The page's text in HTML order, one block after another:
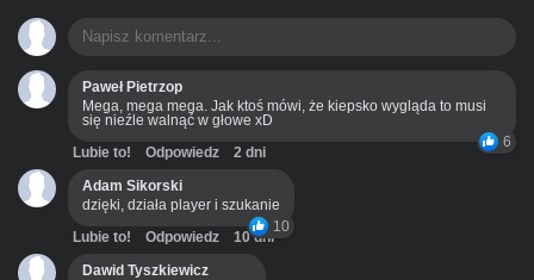
Paweł Pietrzop
Mega, mega mega. Jak ktoś mówi, że kiepsko wygląda to musi
się nieźle walnąć w głowe xD
6
Lubie to! Odpowiedz
2 dni
Adam Sikorski
dzięki, działa player i szukanie
10
Lubie to! Odpowiedz
10 dni
Dawid Tyszkiewicz